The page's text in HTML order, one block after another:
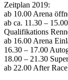
Zeitplan 2019:
ab 10.00 Arena
ab ca. 11.30 –
Qualifikations
ab 16.00 Arena
16.30 – 17.00
18.00 – 21.30
ab 22.00 After